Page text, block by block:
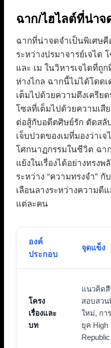
ฉาก/ไฮไลต์ที่น่าจ
ฉากที่น่าจดจำเป็นพิเศษ
ระหว่างปรมาจารย์เจได
และ เม ในวิหารเจไดที่ถู
ห่างไกล ฉากนี้ไม่ได้โดด
เต็มไปด้วยความตึงเครีย
โซลที่เต็มไปด้วยความเสี
ต่อสู้กับอดีตศิษย์รัก ตัดสลั
เจ็บปวดของเมที่มองว่าเ
โศกนาฏกรรมในชีวิต ฉ
แย้งในเรื่องได้อย่างทรง
ระหว่าง “ความทรงจำ” กั
เลือนลางระหว่างความดี
แต่ละคน
องค์
ประกอบ
จุดแข็ง
โครง
เรื่องและ
บท
แนวคิด
สอบสวน
ใหม่, กา
ยุค High
Republic